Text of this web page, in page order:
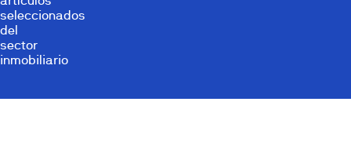
seleccionados
del
sector
inmobiliario